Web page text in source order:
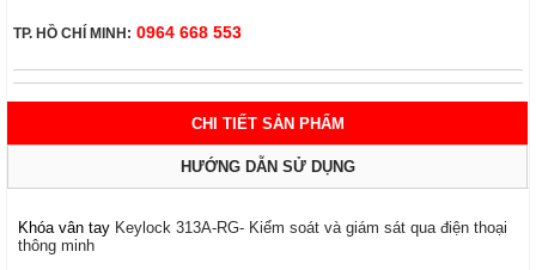
TP. HỒ CHÍ MINH: 0964 668 553
CHI TIẾT SẢN PHẨM
HƯỚNG DẪN SỬ DỤNG
Khóa vân tay Keylock 313A-RG- Kiểm soát và giám sát qua điện thoại
thông minh